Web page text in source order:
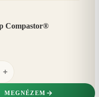
Compastor®
+
MEGNÉZEM